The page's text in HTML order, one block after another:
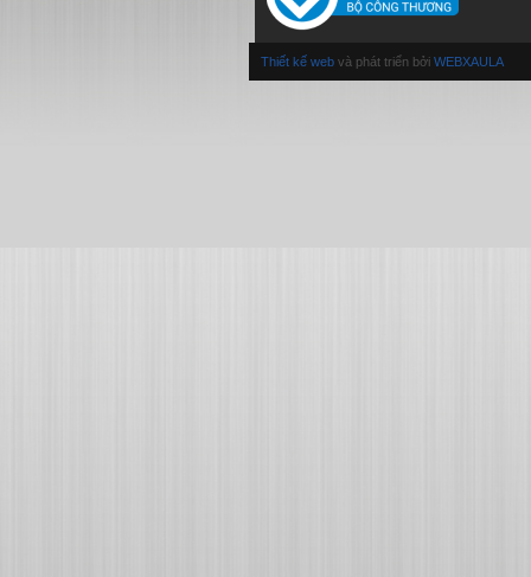
Thiết kế web và phát triển bởi WEBXAULA